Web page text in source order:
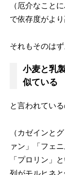
（厄介なこと
で依存度がより
それもそのはず
小麦と乳
似ている
と言われている
（カゼインと
ァン」「フェ
「プロリン」
列がモルヒネ